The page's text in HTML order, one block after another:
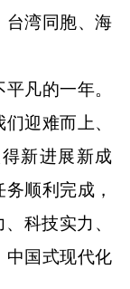
台湾同胞、海
凡的一年。
迎难而上、
新进展新成
顺利完成，
科技实力、
中国式现代化